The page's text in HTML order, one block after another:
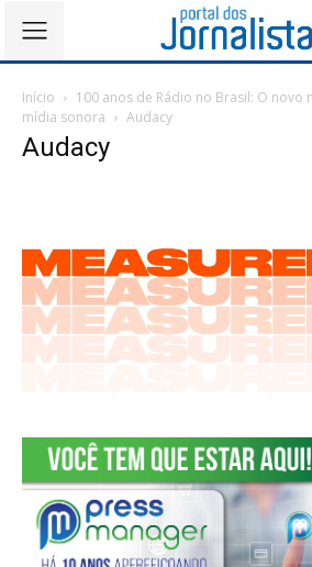
Início
100 anos de Rádio no Brasil: O novo
mídia sonora
Audacy
Audacy